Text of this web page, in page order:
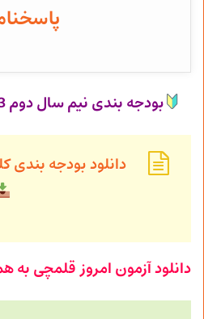
بودجه بندی نیم سال دوم 1403_1404 قلمچی
دانلود بودجه بندی
دانلود آزمون امروز قلمچی به